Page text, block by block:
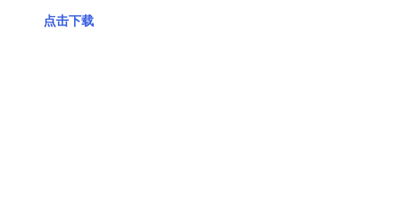
点击下载